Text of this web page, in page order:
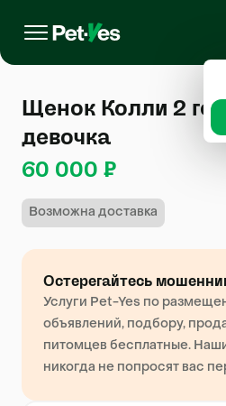
Щенок Колли 2
девочка
60 000 ₽
Возможна доставка
Остерегайтесь
Услуги Pet-Yes по
объявлений, подбору,
питомцев бесплатные.
никогда не попросят вас